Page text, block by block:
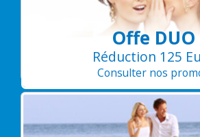
Offe DUO
Réduction 125
Consulter nos